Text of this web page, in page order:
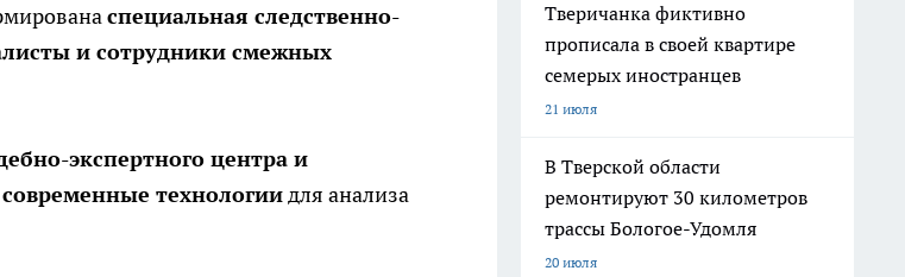
специальная следственно-
и сотрудники смежных
экспертного центра и
современные технологиидля анализа
Тверичанка фиктивно
прописала в своей квартире
семерых иностранцев
21 июля
В Тверской области
ремонтируют 30 километров
трассы Бологое-Удомля
20 июля